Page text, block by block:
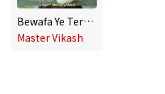
Bewafa Ye Tera Chehra
Master Vikash